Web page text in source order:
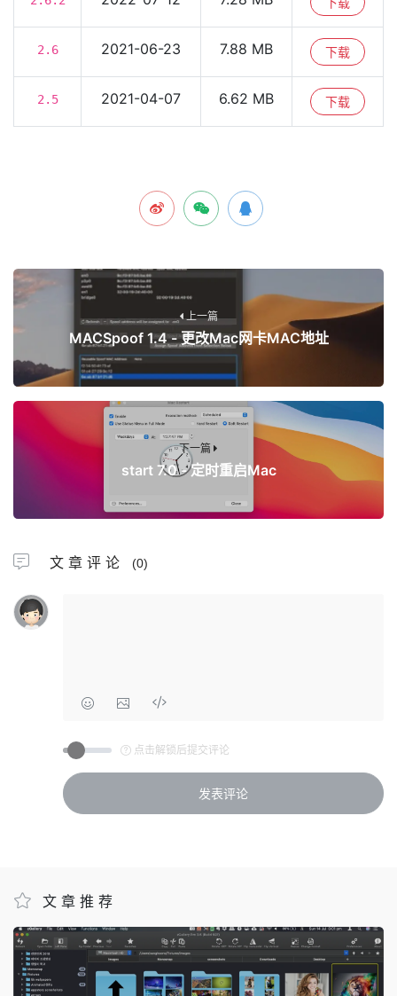
2.6 2021-06-23 7.88 MB 下载
2.5 2021-04-07 6.62 MB 下载
上一篇
MACSpoof 1.4 - 更改Mac网卡MAC地址
下一篇
start 7.0 - 定时重启Mac
文章评论 (0)
点击解锁后提交评论
文章推荐